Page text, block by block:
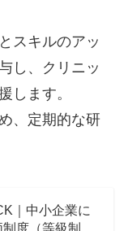
スキルのアッ
し、クリニッ
します。
、定期的な研
｜中小企業に
度（等級制